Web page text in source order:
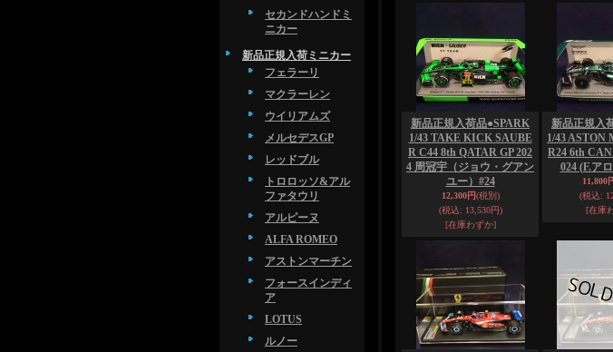
セカンドハンドミ
ニカー
新品正規入荷ミニカー
フェラーリ
マクラーレン
ウイリアムズ
メルセデスGP
レッドブル
トロロッソ&アル
ファタウリ
アルピーヌ
ALFA ROMEO
アストンマーチン
フォースインディ
ア
LOTUS
ルノー
新品正規入荷品●SPARK
1/43 TAKE KICK SAUBE
R C44 8th QATAR GP 202
4 周冠宇（ジョウ・グアン
ユー）#24
12,300円(税別)
(税込: 13,530円)
[在庫わずか]
新品正規入
1/43
R24 6th
024 (F.ア
11,800
(税込:
[在庫